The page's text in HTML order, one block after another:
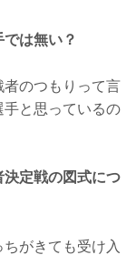
は無い？
のつもりって言
手と思っているの
定戦の図式につ
がきても受け入